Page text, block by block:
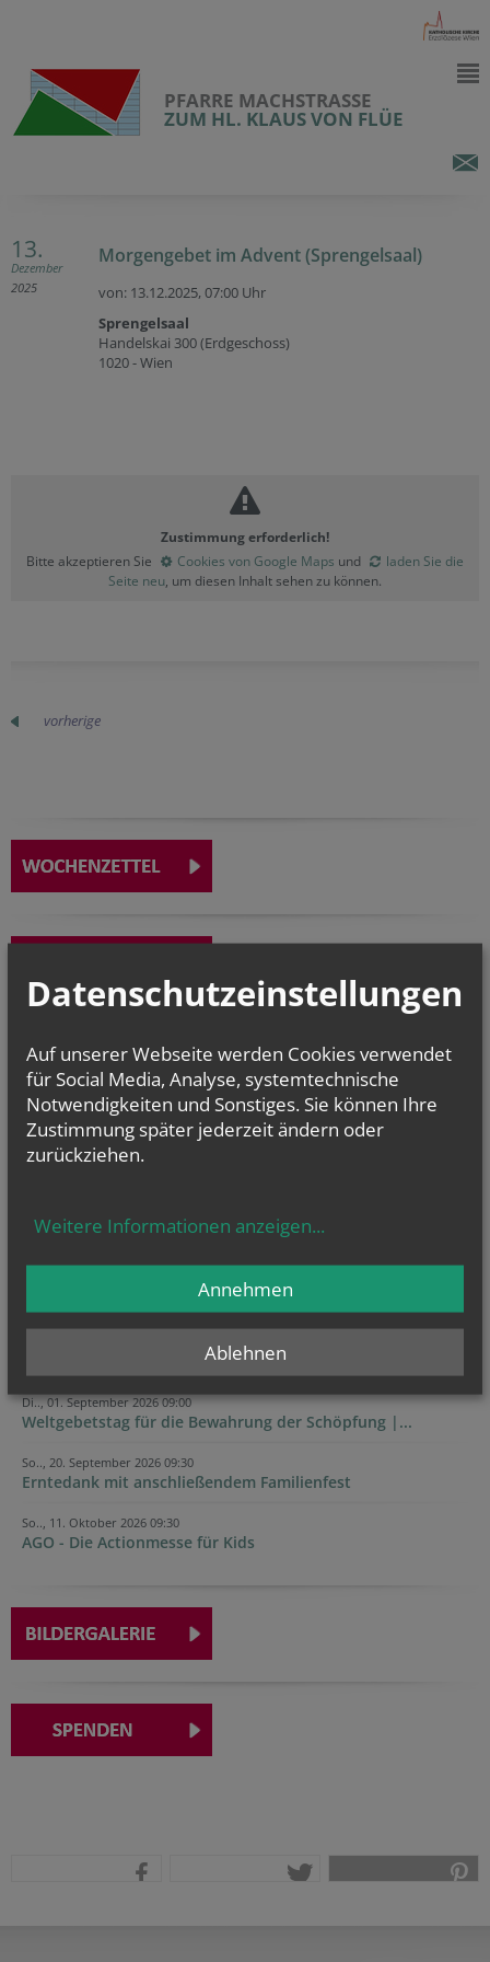
PFARRE MACHSTRASSE
ZUM HL. KLAUS VON FLÜE
13.
Dezember
2025
Morgengebet im Advent (Sprengelsaal)
von: 13.12.2025,07:00 Uhr
Sprengelsaal
Handelskai 300 (Erdgeschoss)
1020 - Wien
Zustimmung erforderlich!
Bitte akzeptieren Sie
Cookies von Google Maps und
laden Sie die
Seite neu, um diesen Inhalt sehen zu können.
vorherige
Di.., 01. September 2026 09:00
Weltgebetstag für die Bewahrung der Schöpfung |...
So.., 20. September 2026 09:30
Erntedank mit anschließendem Familienfest
So.., 11. Oktober 2026 09:30
AGO - Die Actionmesse für Kids
Datenschutzeinstellungen
Auf unserer Webseite werden Cookies verwendet
für Social Media, Analyse, systemtechnische
Notwendigkeiten und Sonstiges. Sie können Ihre
Zustimmung später jederzeit ändern oder
zurückziehen.
Weitere Informationen anzeigen...
Ablehnen
Annehmen